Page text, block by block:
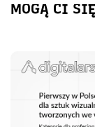
MOGĄ CI